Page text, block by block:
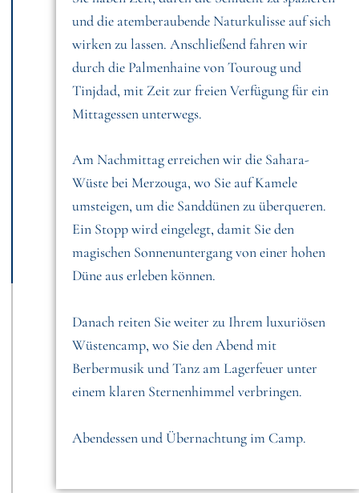
und die atemberaubende Naturkulisse auf sich
wirken zu lassen. Anschließend fahren wir
durch die Palmenhaine von Touroug und
Tinjdad, mit Zeit zur freien Verfügung für ein
Mittagessen unterwegs.
Am Nachmittag erreichen wir die Sahara-
Wüste bei Merzouga, wo Sie auf Kamele
umsteigen, um die Sanddünen zu überqueren.
Ein Stopp wird eingelegt, damit Sie den
magischen Sonnenuntergang von einer hohen
Düne aus erleben können.
Danach reiten Sie weiter zu Ihrem luxuriösen
Wüstencamp, wo Sie den Abend mit
Berbermusik und Tanz am Lagerfeuer unter
einem klaren Sternenhimmel verbringen.
Abendessen und Übernachtung im Camp.